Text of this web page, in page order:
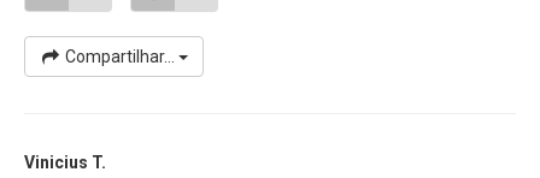
Projetado e testado para suportar as condições difíceis,
este cartão tem uma capacidade de 64 GB e é impermeável,
à prova de choque e à prova de raios X. Pode operar em
Compartilhar...
Vinicius T.